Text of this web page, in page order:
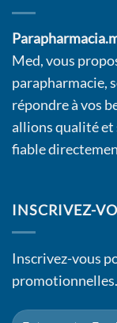
Med, vous
parapharmacie,
répondre à vos
allions qualité et
fiable
INSCRIVEZ-
Inscrivez-vous
promotionnelles.